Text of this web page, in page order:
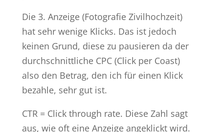
Die 3. Anzeige (Fotografie Zivilhochzeit)
hat sehr wenige Klicks. Das ist jedoch
keinen Grund, diese zu pausieren da der
durchschnittliche CPC (Click per Coast)
also den Betrag, den ich für einen Klick
bezahle, sehr gut ist.
CTR = Click through rate. Diese Zahl sagt
aus, wie oft eine Anzeige angeklickt wird.